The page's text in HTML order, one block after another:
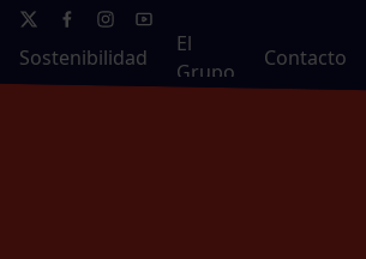
Sostenibilidad
El
Grupo
Contacto